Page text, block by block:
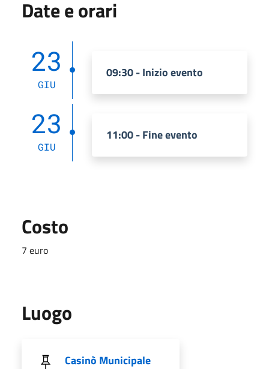
Date e orari
23
GIU
09:30 - Inizio evento
23
GIU
11:00 - Fine evento
Costo
7 euro
Luogo
Casinò Municipale